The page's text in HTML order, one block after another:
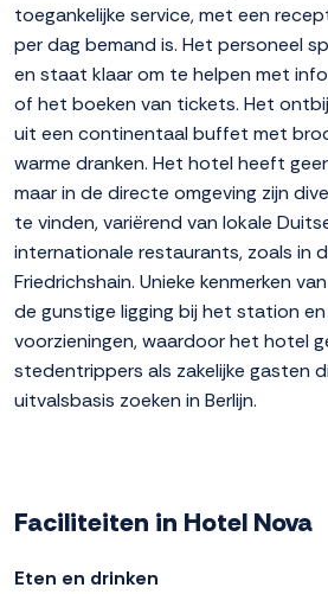
toegankelijke service, met een
per dag bemand is. Het personeel
en staat klaar om te helpen met
of het boeken van tickets. Het
uit een continentaal buffet met
warme dranken. Het hotel heeft
maar in de directe omgeving zijn
te vinden, variërend van lokale
internationale restaurants, zoals in
Friedrichshain. Unieke kenmerken
de gunstige ligging bij het station
voorzieningen, waardoor het hotel
stedentrippers als zakelijke gasten
uitvalsbasis zoeken in Berlijn.
Faciliteiten in Hotel Nova
Eten en drinken